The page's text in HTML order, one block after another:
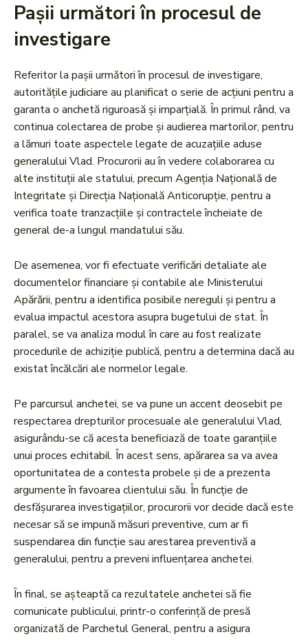
Pașii următori în procesul de
investigare
Referitor la pașii următori în procesul de investigare,
autoritățile judiciare au planificat o serie de acțiuni pentru a
garanta o anchetă riguroasă și imparțială. În primul rând, va
continua colectarea de probe și audierea martorilor, pentru
a lămuri toate aspectele legate de acuzațiile aduse
generalului Vlad. Procurorii au în vedere colaborarea cu
alte instituții ale statului, precum Agenția Națională de
Integritate și Direcția Națională Anticorupție, pentru a
verifica toate tranzacțiile și contractele încheiate de
general de-a lungul mandatului său.
De asemenea, vor fi efectuate verificări detaliate ale
documentelor financiare și contabile ale Ministerului
Apărării, pentru a identifica posibile nereguli și pentru a
evalua impactul acestora asupra bugetului de stat. În
paralel, se va analiza modul în care au fost realizate
procedurile de achiziție publică, pentru a determina dacă au
existat încălcări ale normelor legale.
Pe parcursul anchetei, se va pune un accent deosebit pe
respectarea drepturilor procesuale ale generalului Vlad,
asigurându-se că acesta beneficiază de toate garanțiile
unui proces echitabil. În acest sens, apărarea sa va avea
oportunitatea de a contesta probele și de a prezenta
argumente în favoarea clientului său. În funcție de
desfășurarea investigațiilor, procurorii vor decide dacă este
necesar să se impună măsuri preventive, cum ar fi
suspendarea din funcție sau arestarea preventivă a
generalului, pentru a preveni influențarea anchetei.
În final, se așteaptă ca rezultatele anchetei să fie
comunicate publicului, printr-o conferință de presă
organizată de Parchetul General, pentru a asigura